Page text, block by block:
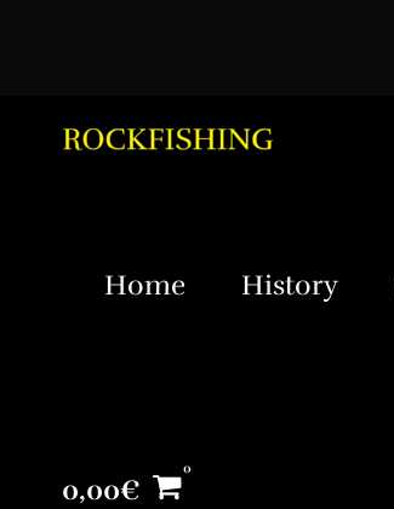
Home History
0,00€